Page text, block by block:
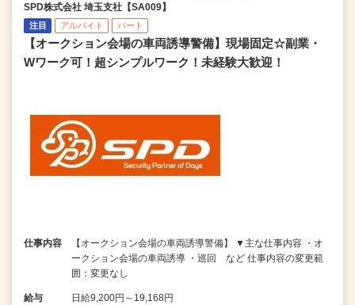
SPD株式会社 埼玉支社【SA009】
注目 アルバイト パート
【オークション会場の車両誘導警備】現場固定☆副業・
Wワーク可！超シンプルワーク！未経験大歓迎！
仕事内容
【オークション会場の車両誘導警備】 ▼主な仕事内容 ・オ
ークション会場の車両誘導 ・巡回 など 仕事内容の変更範
囲：変更なし
給与 日給9,200円～19,168円